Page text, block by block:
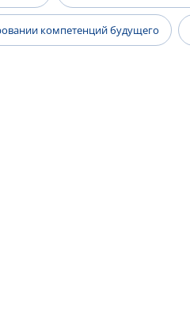
компетенций будущего